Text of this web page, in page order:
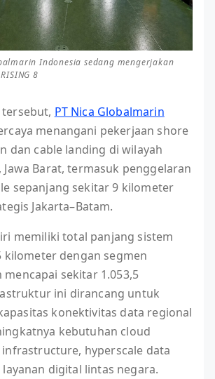
Indonesia sedang mengerjakan
8
PT Nica Globalmarin
menangani pekerjaan shore
dan cable landing di wilayah
Jawa Barat, termasuk penggelaran
sepanjang sekitar 9 kilometer
Jakarta–Batam.
memiliki total panjang sistem
kilometer dengan segmen
mencapai sekitar 1.053,5
ini dirancang untuk
konektivitas data regional
kebutuhan cloud
hyperscale data
digital lintas negara.